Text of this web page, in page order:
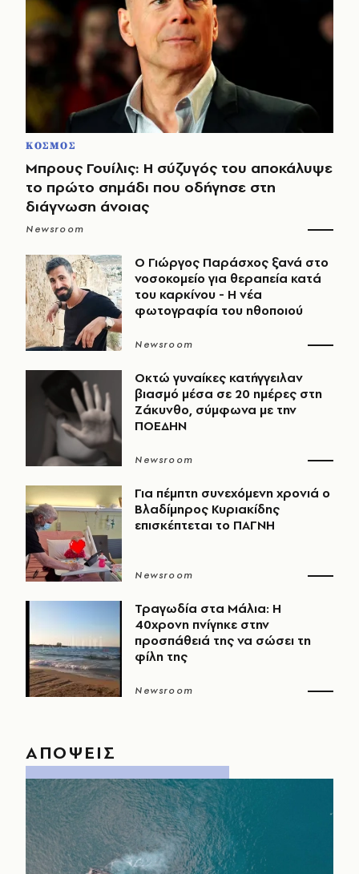
ΚΟΣΜΟΣ
Μπρους Γουίλις: Η σύζυγός του αποκάλυψε
το πρώτο σημάδι που οδήγησε στη
διάγνωση άνοιας
Newsroom
O Γιώργος Παράσχος ξανά στο
νοσοκομείο για θεραπεία κατά
του καρκίνου - Η νέα
φωτογραφία του ηθοποιού
Newsroom
Οκτώ γυναίκες κατήγγειλαν
βιασμό μέσα σε 20 ημέρες στη
Ζάκυνθο, σύμφωνα με την
ΠΟΕΔΗΝ
Newsroom
Για πέμπτη συνεχόμενη χρονιά ο
Βλαδίμηρος Κυριακίδης
επισκέπτεται το ΠΑΓΝΗ
Newsroom
Τραγωδία στα Μάλια: Η
40χρονη πνίγηκε στην
προσπάθειά της να σώσει τη
φίλη της
Newsroom
ΑΠΟΨΕΙΣ